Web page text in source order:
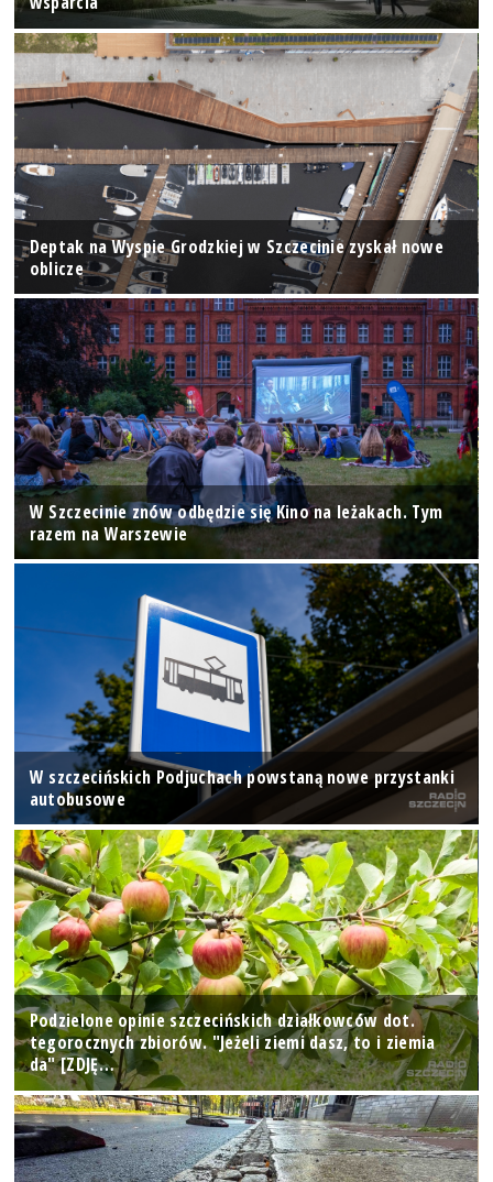
Deptak na Wyspie Grodzkiej w Szczecinie zyskał nowe
oblicze
W Szczecinie znów odbędzie się Kino na leżakach. Tym
razem na Warszewie
W szczecińskich Podjuchach powstaną nowe przystanki
autobusowe
Podzielone opinie szczecińskich działkowców dot.
tegorocznych zbiorów. "Jeżeli ziemi dasz, to i ziemia
da" [ZDJĘ…